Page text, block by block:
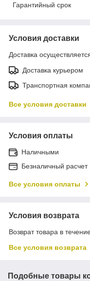
Гарантийный срок
Условия доставки
Доставка
Доставка курьером
Транспортная
Все условия доставки
Условия оплаты
Наличными
Безналичный расчет
Все условия оплаты
Условия возврата
Возврат товара в
Все условия возврата
Подобные товары